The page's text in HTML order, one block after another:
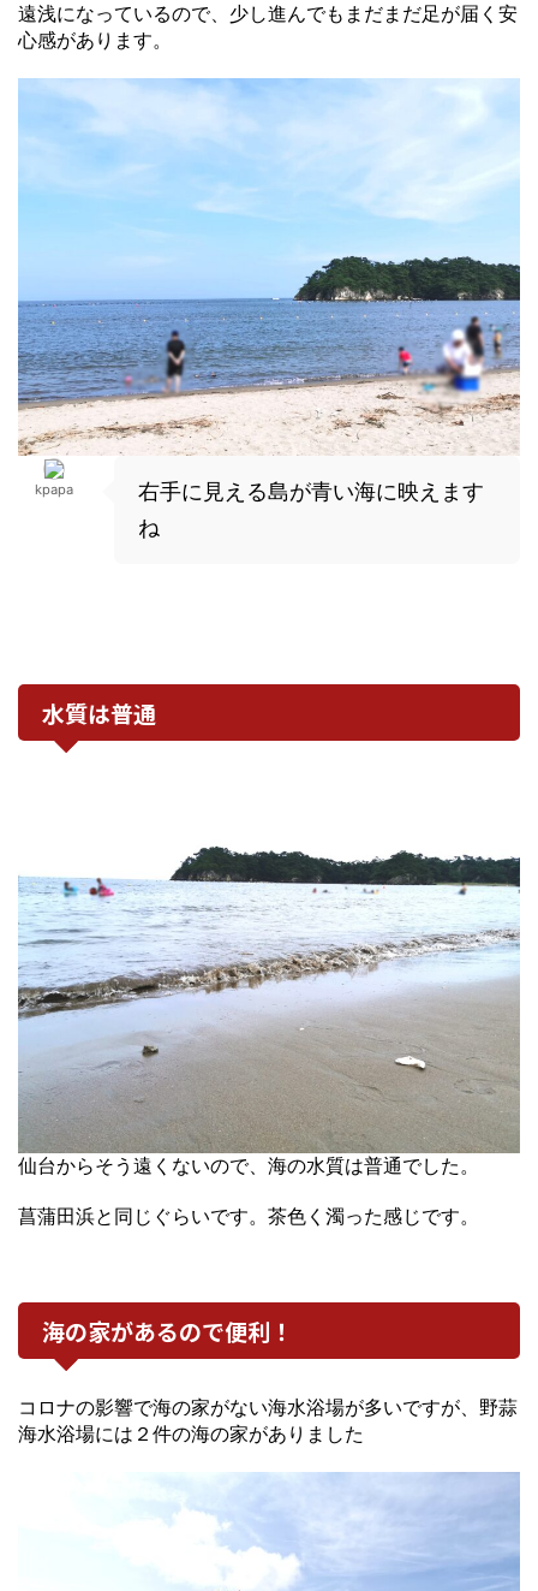
遠浅になっているので、少し進んでもまだまだ足が届く安
心感があります。
kpapa
右手に見える島が青い海に映えます
ね
水質は普通
仙台からそう遠くないので、海の水質は普通でした。
菖蒲田浜と同じぐらいです。茶色く濁った感じです。
海の家があるので便利！
コロナの影響で海の家がない海水浴場が多いですが、野蒜
海水浴場には２件の海の家がありました